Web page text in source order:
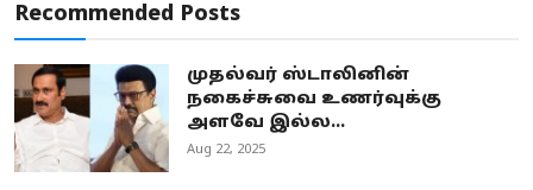
Recommended Posts
முதல்வர் ஸ்டாலினின்
நகைச்சுவை உணர்வுக்கு
அளவே இல்ல...
Aug 22, 2025